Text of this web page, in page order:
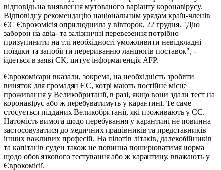
відповідь на виявлення мутованого варіанту коронавірусу.
Відповідну рекомендацію національним урядам країн-членів
ЄС Єврокомісія оприлюднила у вівторок, 22 грудня. "Дію
заборон на авіа- та залізничні перевезення потрібно
призупинити на тлі необхідності уможливити невідкладні
поїздки та запобігти перериванню ланцюгів поставок", -
йдеться в заяві ЄК, цитує інформагенція AFP.
Єврокомісари вказали, зокрема, на необхідність зробити
виняток для громадян ЄС, котрі мають постійне місце
проживання у Великобританії, в разі, якщо вони здали тест на
коронавірус або ж перебуватимуть у карантині. Те саме
стосується підданих Великобританії, які проживають у ЄС.
Натомість вимога щодо перебування у карантині не повинна
застосовуватися до медичних працівників та представників
інших важливих професій. На пілотів літаків, далекобійників
та капітанів суден також не повинна поширюватимя норма
щодо обов'язкового тестування або ж карантину, вважають у
Єврокомісії.